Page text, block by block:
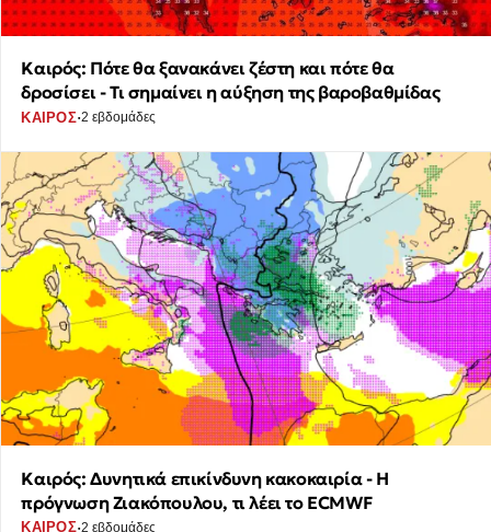
Καιρός: Πότε θα ξανακάνει ζέστη και πότε θα
δροσίσει - Τι σημαίνει η αύξηση της βαροβαθμίδας
ΚΑΙΡΟΣ·2 εβδομάδες
Καιρός: Δυνητικά επικίνδυνη κακοκαιρία - Η
πρόγνωση Ζιακόπουλου, τι λέει το ECMWF
ΚΑΙΡΟΣ·2 εβδομάδες